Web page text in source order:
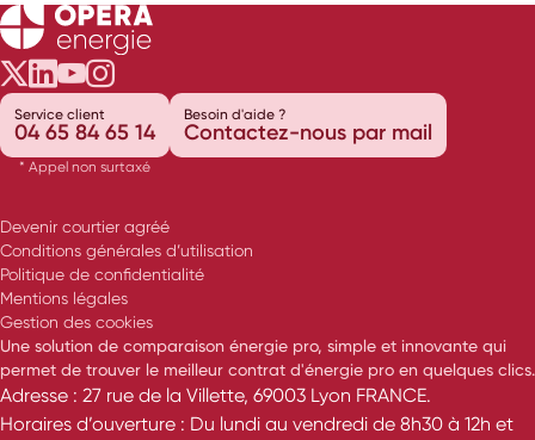
Opéra Énergie sur Twitter
Opéra Énergie sur LinkedIn
Opéra Énergie sur Youtube
Opéra Énergie sur Instagram
Service client
04 65 84 65 14
* Appel non surtaxé
Besoin d'aide ?
Contactez-nous par mail
Devenir courtier agréé
Conditions générales d’utilisation
Politique de confidentialité
Mentions légales
Gestion des cookies
Une solution de comparaison énergie pro, simple et innovante qui
permet de trouver le meilleur contrat d'énergie pro en quelques clics.
Adresse : 27 rue de la Villette, 69003 Lyon FRANCE.
Horaires d’ouverture : Du lundi au vendredi de 8h30 à 12h et